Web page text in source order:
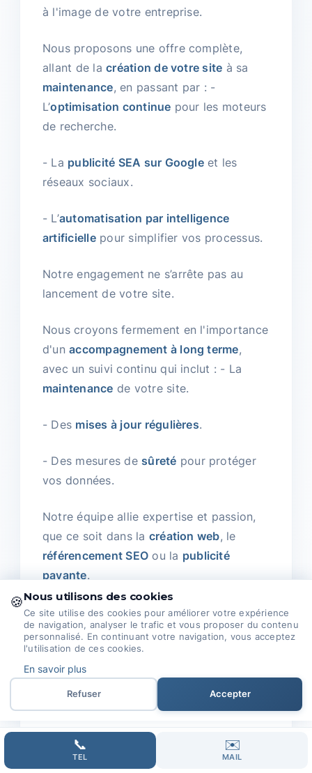
à l'image de votre entreprise.
Nous proposons une offre complète,
allant de lacréation de votre site à sa
maintenance, en passant par : -
L’optimisation continue pour les moteurs
de recherche.
- La publicité SEA sur Googleet les
réseaux sociaux.
- L’automatisation par intelligence
artificiellepour simplifier vos processus.
Notre engagement ne s’arrête pas au
lancement de votre site.
Nous croyons fermement en l'importance
d'unaccompagnement à long terme,
avec un suivi continu qui inclut : - La
maintenance de votre site.
- Des mises à jour régulières.
- Des mesures de sûreté pour protéger
vos données.
Notre équipe allie expertise et passion,
que ce soit dans la création web, le
référencement SEO ou la publicité
payante.
Nous avançons avecinnovationet un
souci du détail technique et esthétique.
Nous travaillons main dans la main avec
nos clients pour comprendre leurs
besoins et atteindre leurs objectifs.
Chaque projet est une collaboration, et
nous nous engageons à assurer que
📞
TEL
✉️
MAIL
🍪Nous utilisons des cookies
Ce site utilise des cookies pour améliorer votre expérience
de navigation, analyser le trafic et vous proposer du contenu
personnalisé. En continuant votre navigation, vous acceptez
l'utilisation de ces cookies.
En savoir plus
Refuser Accepter